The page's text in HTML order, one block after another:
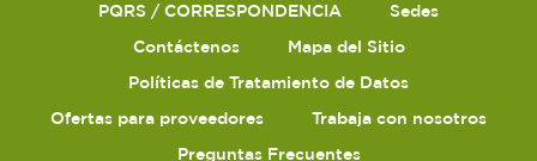
PQRS / CORRESPONDENCIA
Sedes
Contáctenos
Mapa del Sitio
Políticas de Tratamiento de Datos
Ofertas para proveedores
Trabaja con nosotros
Preguntas Frecuentes